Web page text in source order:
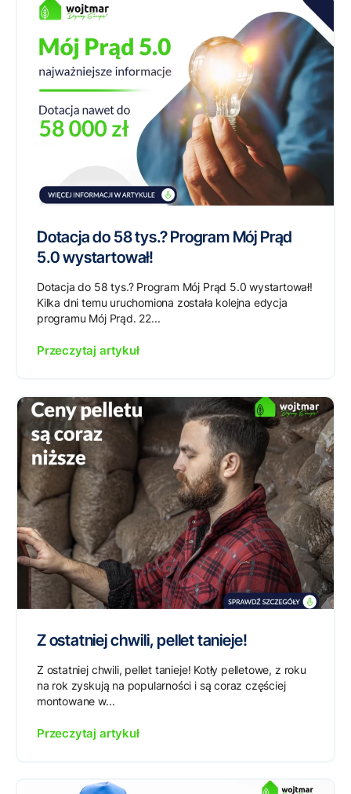
Dotacja do 58 tys.? Program Mój Prąd
5.0 wystartował!
Dotacja do 58 tys.? Program Mój Prąd 5.0 wystartował!
Kilka dni temu uruchomiona została kolejna edycja
programu Mój Prąd. 22...
Przeczytaj artykuł
Z ostatniej chwili, pellet tanieje!
Z ostatniej chwili, pellet tanieje! Kotły pelletowe, z roku
na rok zyskują na popularności i są coraz częściej
montowane w...
Przeczytaj artykuł